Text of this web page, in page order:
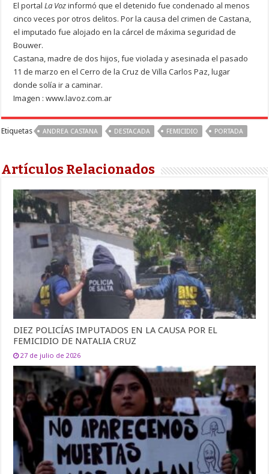
El portalLa Vozinformó que el detenido fue condenado al menos
cinco veces por otros delitos. Por la causa del crimen de Castana,
el imputado fue alojado en la cárcel de máxima seguridad de
Bouwer.
Castana, madre de dos hijos, fue violada y asesinada el pasado
11 de marzo en el Cerro de la Cruz de Villa Carlos Paz, lugar
donde solía ir a caminar.
Imagen : www.lavoz.com.ar
Etiquetas ANDREA CASTANA DESTACADA FEMICIDIO PORTADA
Artículos Relacionados
DIEZ POLICÍAS IMPUTADOS EN LA CAUSA POR EL
FEMICIDIO DE NATALIA CRUZ
27 de julio de 2026